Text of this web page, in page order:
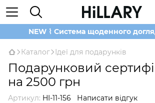
NEW ⌇ Система щоденного
Каталог Ідеї для подарунків
Подарунковий
на 2500 грн
Артикул: HI-11-156 Написати відгук